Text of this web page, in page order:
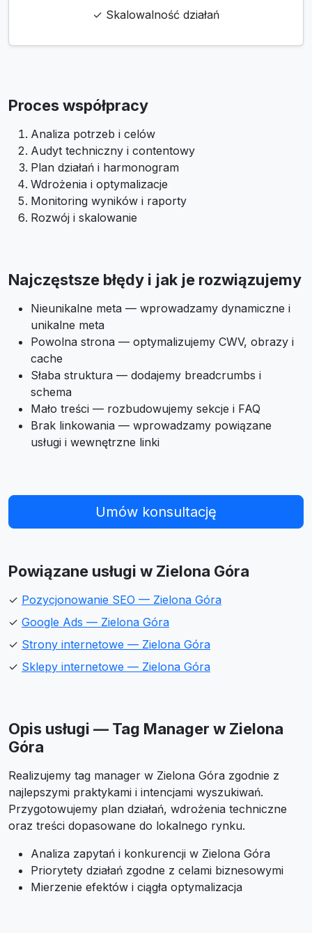
✓ Skalowalność działań
Proces współpracy
Analiza potrzeb i celów
Audyt techniczny i contentowy
Plan działań i harmonogram
Wdrożenia i optymalizacje
Monitoring wyników i raporty
Rozwój i skalowanie
Najczęstsze błędy i jak je rozwiązujemy
Nieunikalne meta — wprowadzamy dynamiczne i
unikalne meta
Powolna strona — optymalizujemy CWV, obrazy i
cache
Słaba struktura — dodajemy breadcrumbs i
schema
Mało treści — rozbudowujemy sekcje i FAQ
Brak linkowania — wprowadzamy powiązane
usługi i wewnętrzne linki
Umów konsultację
Powiązane usługi w Zielona Góra
✓ Pozycjonowanie SEO — Zielona Góra
✓ Google Ads — Zielona Góra
✓ Strony internetowe — Zielona Góra
✓ Sklepy internetowe — Zielona Góra
Opis usługi — Tag Manager w Zielona
Góra
Realizujemy tag manager w Zielona Góra zgodnie z
najlepszymi praktykami i intencjami wyszukiwań.
Przygotowujemy plan działań, wdrożenia techniczne
oraz treści dopasowane do lokalnego rynku.
Analiza zapytań i konkurencji w Zielona Góra
Priorytety działań zgodne z celami biznesowymi
Mierzenie efektów i ciągła optymalizacja